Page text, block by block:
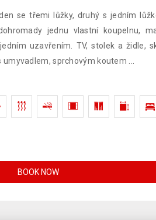
se třemi lůžky, druhý s jedním
jednu vlastní koupelnu,
uzavřením. TV, stolek a židle,
umyvadlem, sprchovým koutem
BOOK NOW